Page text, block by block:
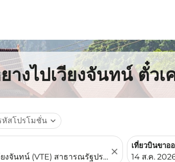
างไปเวียงจันทน์ ตั๋ว
หัสโปรโมชั่น expand_more
close
เที่ยวบินขาอ
fc-
14 ส.ค.